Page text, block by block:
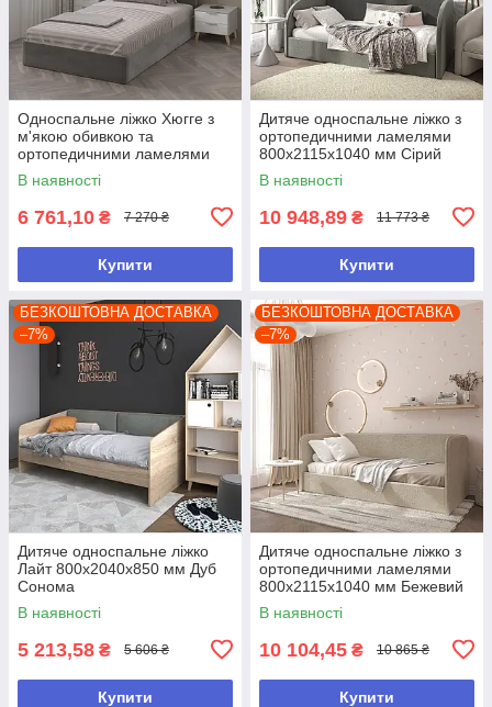
Односпальне ліжко Хюгге з
м'якою обивкою та
ортопедичними ламелями
900*950*2056 мм Сірий
В наявності
6 761,10 ₴ 7 270 ₴
Купити
Дитяче односпальне ліжко з
ортопедичними ламелями
800х2115х1040 мм Сірий
В наявності
10 948,89 ₴ 11 773 ₴
Купити
БЕЗКОШТОВНА ДОСТАВКА
–7%
Дитяче односпальне ліжко
Лайт 800х2040х850 мм Дуб
Сонома
В наявності
5 213,58 ₴ 5 606 ₴
Купити
БЕЗКОШТОВНА ДОСТАВКА
–7%
Дитяче односпальне ліжко з
ортопедичними ламелями
800х2115х1040 мм Бежевий
В наявності
10 104,45 ₴ 10 865 ₴
Купити